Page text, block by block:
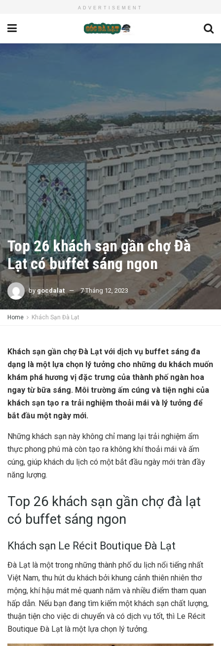
ADVERTISEMENT
Top 26 khách sạn gần chợ Đà
Lạt có buffet sáng ngon
by gocdalat 7 Tháng 12, 2023
Home Khách Sạn Đà Lạt
Khách sạn gần chợ Đà Lạt với dịch vụ buffet sáng đa
dạng là một lựa chọn lý tưởng cho những du khách muốn
khám phá hương vị đặc trưng của thành phố ngàn hoa
ngay từ bữa sáng. Môi trường ấm cúng và tiện nghi của
khách sạn tạo ra trải nghiệm thoải mái và lý tưởng để
bắt đầu một ngày mới.
Những khách sạn này không chỉ mang lại trải nghiệm ẩm
thực phong phú mà còn tạo ra không khí thoải mái và ấm
cúng, giúp khách du lịch có một bắt đầu ngày mới tràn đầy
năng lượng.
Top 26 khách sạn gần chợ đà lạt
có buffet sáng ngon
Khách sạn Le Récit Boutique Đà Lạt
Đà Lạt là một trong những thành phố du lịch nổi tiếng nhất
Việt Nam, thu hút du khách bởi khung cảnh thiên nhiên thơ
mộng, khí hậu mát mẻ quanh năm và nhiều điểm tham quan
hấp dẫn. Nếu bạn đang tìm kiếm một khách sạn chất lượng,
thuận tiện cho việc di chuyển và có dịch vụ tốt, thì Le Récit
Boutique Đà Lạt là một lựa chọn lý tưởng.